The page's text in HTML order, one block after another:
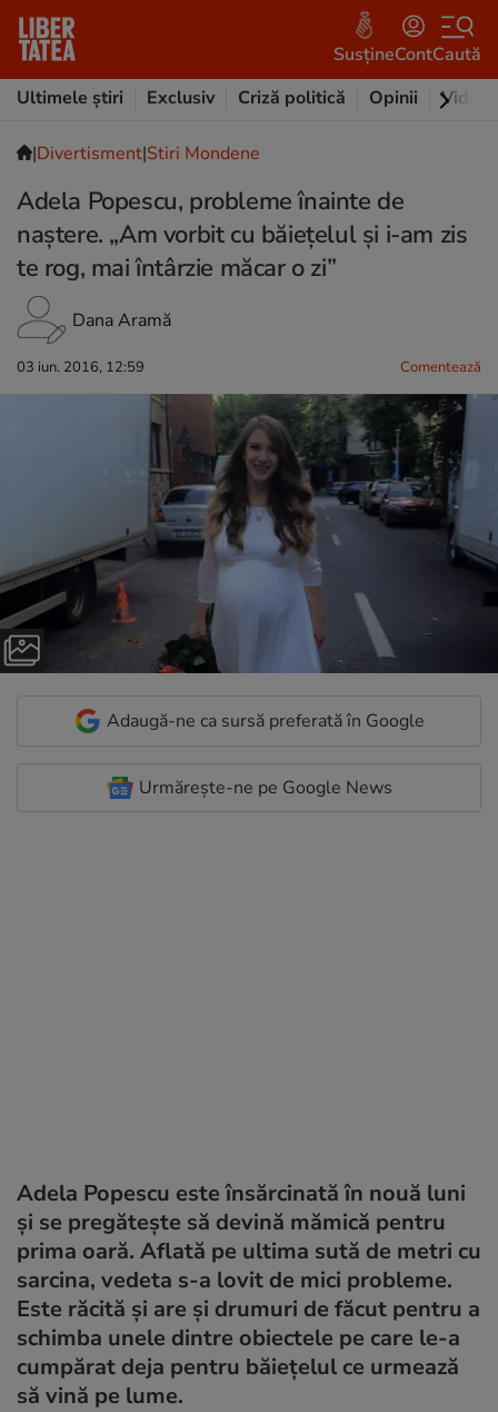
SusțineContCaută
Ultimele știri
Exclusiv Criză politică Opinii Video
|Divertisment|Stiri Mondene
Adela Popescu, probleme înainte de
naștere. „Am vorbit cu băiețelul și i-am zis
te rog, mai întârzie măcar o zi”
Dana Aramă
03 iun. 2016, 12:59 Comentează
Adaugă-ne ca sursă preferată în Google
Urmărește-ne pe Google News
Adela Popescu este însărcinată în nouă luni
și se pregătește să devină mămică pentru
prima oară. Aflată pe ultima sută de metri cu
sarcina, vedeta s-a lovit de mici probleme.
Este răcită și are și drumuri de făcut pentru a
schimba unele dintre obiectele pe care le-a
cumpărat deja pentru băiețelul ce urmează
să vină pe lume.